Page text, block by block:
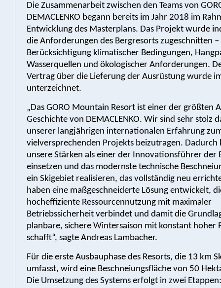
Die Zusammenarbeit zwischen den Teams von
DEMACLENKO begann bereits im Jahr 2018 im
Entwicklung des Masterplans. Das Projekt wurde
die Anforderungen des Bergresorts zugeschnitten
Berücksichtigung klimatischer Bedingungen,
Wasserquellen und ökologischer Anforderungen.
Vertrag über die Lieferung der Ausrüstung wurde
unterzeichnet.
„Das GORO Mountain Resort ist einer der größten
Geschichte von DEMACLENKO. Wir sind sehr stolz
unserer langjährigen internationalen Erfahrung
vielversprechenden Projekts beizutragen. Dadurch
unsere Stärken als einer der Innovationsführer der
einsetzen und das modernste technische
ein Skigebiet realisieren, das vollständig neu
haben eine maßgeschneiderte Lösung entwickelt,
hocheffiziente Ressourcennutzung mit maximaler
Betriebssicherheit verbindet und damit die
planbare, sichere Wintersaison mit konstant hoher
schafft“, sagte Andreas Lambacher.
Für die erste Ausbauphase des Resorts, die 13 km
umfasst, wird eine Beschneiungsfläche von 50
Die Umsetzung des Systems erfolgt in zwei